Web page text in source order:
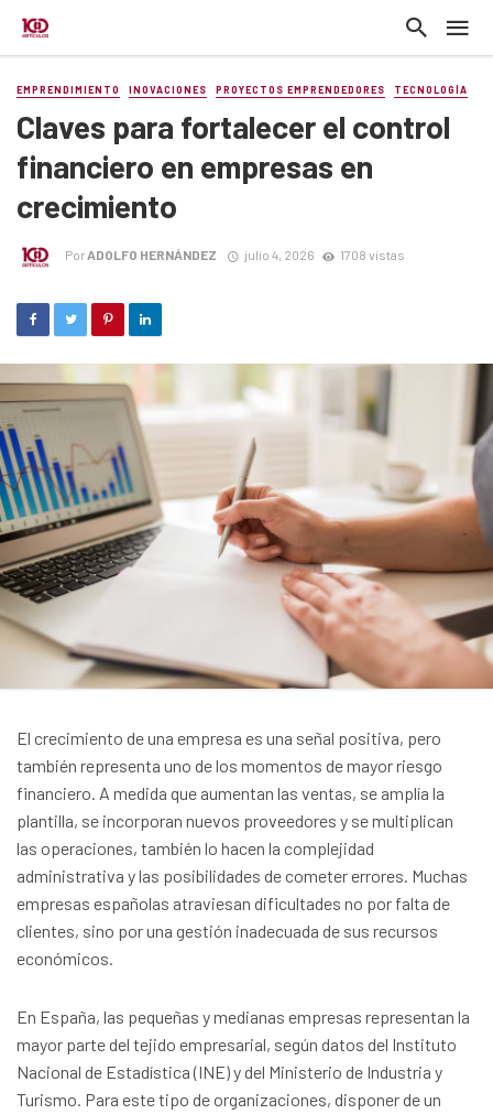
EMPRENDIMIENTO INOVACIONES PROYECTOS EMPRENDEDORES TECNOLOGÍA
Claves para fortalecer el control
financiero en empresas en
crecimiento
Por ADOLFO HERNÁNDEZ julio 4, 2026 1708 vistas
El crecimiento de una empresa es una señal positiva, pero
también representa uno de los momentos de mayor riesgo
financiero. A medida que aumentan las ventas, se amplía la
plantilla, se incorporan nuevos proveedores y se multiplican
las operaciones, también lo hacen la complejidad
administrativa y las posibilidades de cometer errores. Muchas
empresas españolas atraviesan dificultades no por falta de
clientes, sino por una gestión inadecuada de sus recursos
económicos.
En España, las pequeñas y medianas empresas representan la
mayor parte del tejido empresarial, según datos del Instituto
Nacional de Estadística (INE) y del Ministerio de Industria y
Turismo. Para este tipo de organizaciones, disponer de un